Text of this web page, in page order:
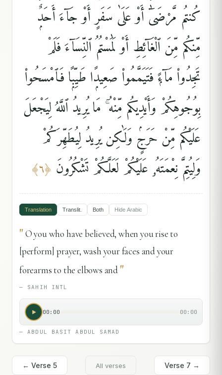
كُنتُم مَّرْضَىٰٓ أَوْ عَلَىٰ سَفَرٍ أَوْ جَآءَ أَحَدٌۭ
مِّنكُم مِّنَ ٱلْغَآئِطِ أَوْ لَٰمَسْتُمُ ٱلنِّسَآءَ فَلَمْ
تَجِدُوا۟ مَآءًۭ فَتَيَمَّمُوا۟ صَعِيدًۭا طَيِّبًۭا فَٱمْسَحُوا۟
بِوُجُوهِكُمْ وَأَيْدِيكُم مِّنْهُ ۚ مَا يُرِيدُ ٱللَّهُ لِيَجْعَلَ
عَلَيْكُم مِّنْ حَرَجٍۢ وَلَٰكِن يُرِيدُ لِيُطَهِّرَكُمْ
وَلِيُتِمَّ نِعْمَتَهُۥ عَلَيْكُمْ لَعَلَّكُمْ تَشْكُرُونَ ﴿٦﴾
Translation Translit. Both Hide Arabic
"O you who have believed, when you rise to
[perform] prayer, wash your faces and your
forearms to the elbows and "
— SAHIH INTL
00:00 00:00
—ABDUL BASIT ABDUL SAMAD
← Verse 5 All verses Verse 7 →